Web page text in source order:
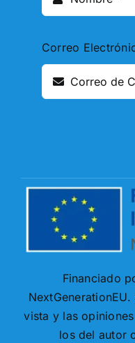
Correo
Financiado
vista y las
los del autor